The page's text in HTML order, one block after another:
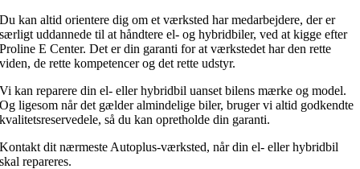
Du kan altid orientere dig om et værksted har medarbejdere, der er
særligt uddannede til at håndtere el- og hybridbiler, ved at kigge efter
Proline E Center. Det er din garanti for at værkstedet har den rette
viden, de rette kompetencer og det rette udstyr.
Vi kan reparere din el- eller hybridbil uanset bilens mærke og model.
Og ligesom når det gælder almindelige biler, bruger vi altid godkendte
kvalitetsreservedele, så du kan opretholde din garanti.
Kontakt dit nærmeste Autoplus-værksted, når din el- eller hybridbil
skal repareres.